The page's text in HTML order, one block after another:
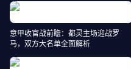
意甲收官战前瞻：都灵主场迎战罗
马，双方大名单全面解析